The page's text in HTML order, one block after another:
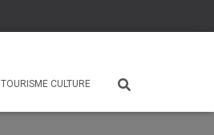
TOURISME CULTURE